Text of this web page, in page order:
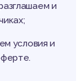
и
условия и